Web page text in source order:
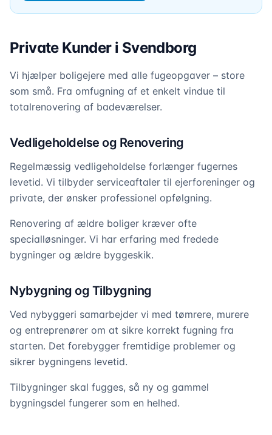
Private Kunder i Svendborg
Vi hjælper boligejere med alle fugeopgaver – store
som små. Fra omfugning af et enkelt vindue til
totalrenovering af badeværelser.
Vedligeholdelse og Renovering
Regelmæssig vedligeholdelse forlænger fugernes
levetid. Vi tilbyder serviceaftaler til ejerforeninger og
private, der ønsker professionel opfølgning.
Renovering af ældre boliger kræver ofte
specialløsninger. Vi har erfaring med fredede
bygninger og ældre byggeskik.
Nybygning og Tilbygning
Ved nybyggeri samarbejder vi med tømrere, murere
og entreprenører om at sikre korrekt fugning fra
starten. Det forebygger fremtidige problemer og
sikrer bygningens levetid.
Tilbygninger skal fugges, så ny og gammel
bygningsdel fungerer som en helhed.